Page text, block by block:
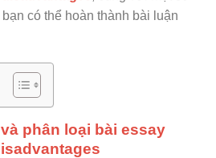
có thể hoàn thành bài luận
phân loại bài essay